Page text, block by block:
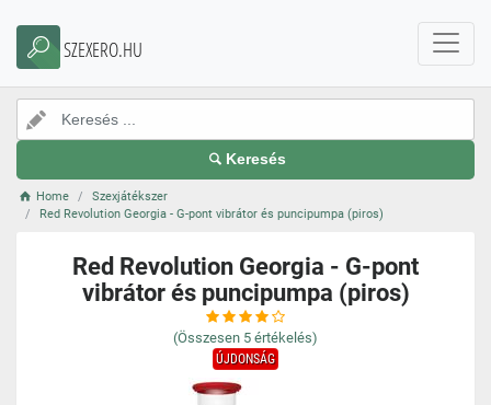
SZEXERO.HU
Keresés
Home
Szexjátékszer
Red Revolution Georgia - G-pont vibrátor és puncipumpa (piros)
Red Revolution Georgia - G-pont
vibrátor és puncipumpa (piros)
(Összesen 5 értékelés)
ÚJDONSÁG